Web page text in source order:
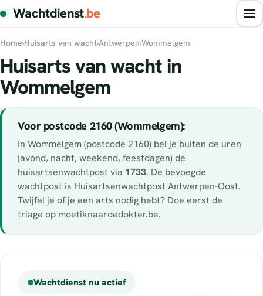
Wachtdienst.be
Home›Huisarts van wacht›Antwerpen›Wommelgem
Huisarts van wacht in
Wommelgem
Voor postcode 2160 (Wommelgem):
In Wommelgem (postcode 2160) bel je buiten de uren
(avond, nacht, weekend, feestdagen) de
huisartsenwachtpost via 1733. De bevoegde
wachtpost is Huisartsenwachtpost Antwerpen-Oost.
Twijfel je of je een arts nodig hebt? Doe eerst de
triage op moetiknaardedokter.be.
Wachtdienst nu actief